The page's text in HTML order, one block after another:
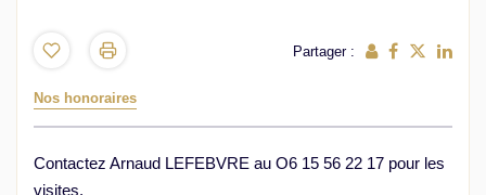
Partager :
Nos honoraires
Contactez Arnaud LEFEBVRE au O6 15 56 22 17 pour les
visites.